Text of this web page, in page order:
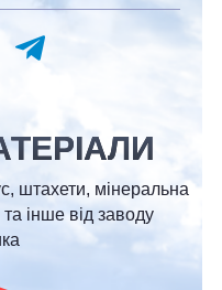
штахети, мінеральна
інше від заводу